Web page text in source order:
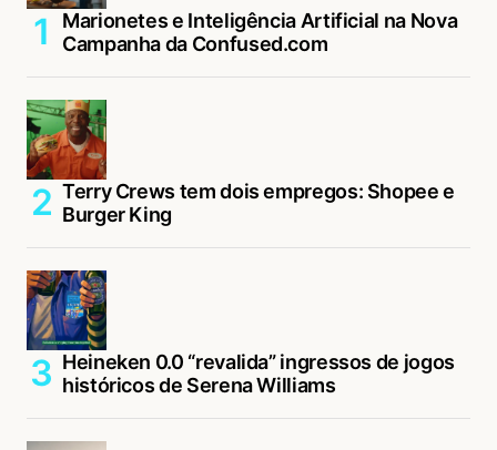
Marionetes e Inteligência Artificial na Nova
Campanha da Confused.com
Terry Crews tem dois empregos: Shopee e
Burger King
Heineken 0.0 “revalida” ingressos de jogos
históricos de Serena Williams